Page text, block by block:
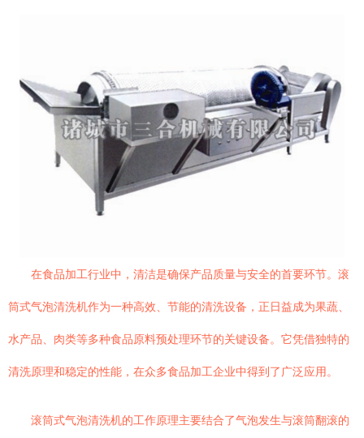
在食品加工行业中，清洁是确保产品质量与安全的首要环节。滚
筒式气泡清洗机作为一种高效、节能的清洗设备，正日益成为果蔬、
水产品、肉类等多种食品原料预处理环节的关键设备。它凭借独特的
清洗原理和稳定的性能，在众多食品加工企业中得到了广泛应用。
滚筒式气泡清洗机的工作原理主要结合了气泡发生与滚筒翻滚的